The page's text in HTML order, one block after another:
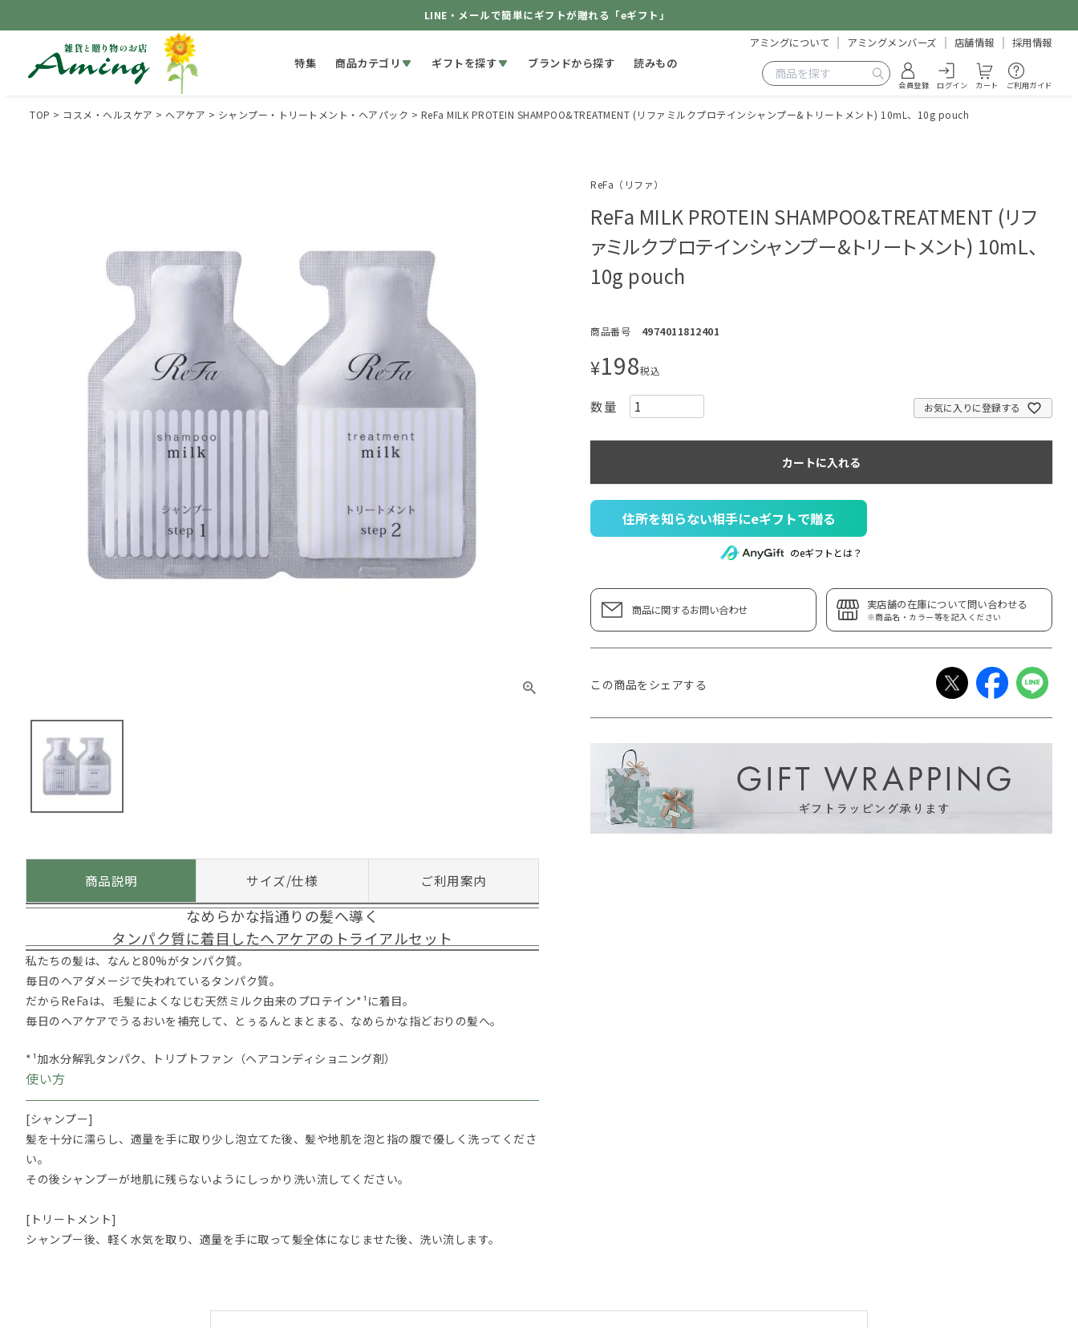
LINE・メールで簡単にギフトが贈れる「eギフト」
特集 商品カテゴリ ギフトを探す ブランドから探す 読みもの
アミングについて アミングメンバーズ 店舗情報 採用情報
会員登録 ログイン カート ご利用ガイド
TOP コスメ・ヘルスケア ヘアケア シャンプー・トリートメント・ヘアパック ReFa MILK PROTEIN SHAMPOO&TREATMENT (リファミルクプロテインシャンプー&トリートメント) 10mL、10g pouch
商品説明 サイズ/仕様 ご利用案内
なめらかな指通りの髪へ導く
タンパク質に着目したヘアケアのトライアルセット
私たちの髪は、なんと80%がタンパク質。
毎日のヘアダメージで失われているタンパク質。
だからReFaは、毛髪によくなじむ天然ミルク由来のプロテイン*¹に着目。
毎日のヘアケアでうるおいを補充して、とぅるんとまとまる、なめらかな指どおりの髪へ。
*¹加水分解乳タンパク、トリプトファン（ヘアコンディショニング剤）
使い方
[シャンプー]
髪を十分に濡らし、適量を手に取り少し泡立てた後、髪や地肌を泡と指の腹で優しく洗ってくださ
い。
その後シャンプーが地肌に残らないようにしっかり洗い流してください。
[トリートメント]
シャンプー後、軽く水気を取り、適量を手に取って髪全体になじませた後、洗い流します。
ReFa（リファ）
ReFa MILK PROTEIN SHAMPOO&TREATMENT (リフ
ァミルクプロテインシャンプー&トリートメント) 10mL、
10g pouch
商品番号 4974011812401
¥198税込
お気に入りに登録する
カートに入れる
住所を知らない相手にeギフトで贈る
のeギフトとは？
商品に関するお問い合わせ 実店舗の在庫について問い合わせる
※商品名・カラー等を記入ください
この商品をシェアする